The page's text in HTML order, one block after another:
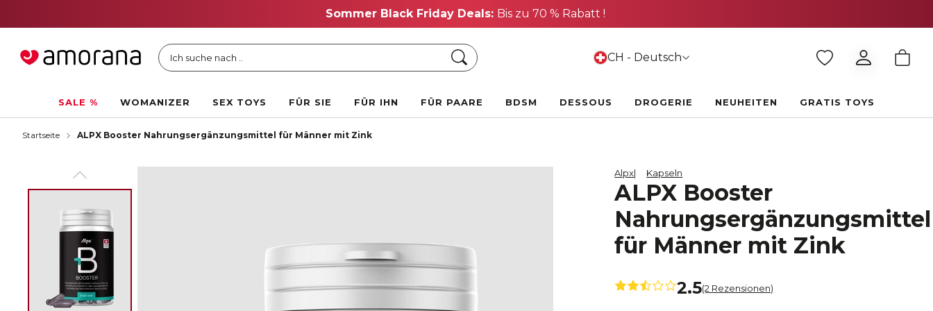
Sommer Black Friday Deals: Bis zu 70 % Rabatt !
Ich suche nach .. Suche CH - Deutsch
SALE % WOMANIZER SEX TOYS FÜR SIE FÜR IHN FÜR PAARE BDSM DESSOUS DROGERIE NEUHEITEN GRATIS TOYS
Startseite ALPX Booster Nahrungsergänzungsmittel für Männer mit Zink
Alpx Kapseln
ALPX Booster
Nahrungsergänzungsmittel
für Männer mit Zink
2.5(2 Rezensionen)